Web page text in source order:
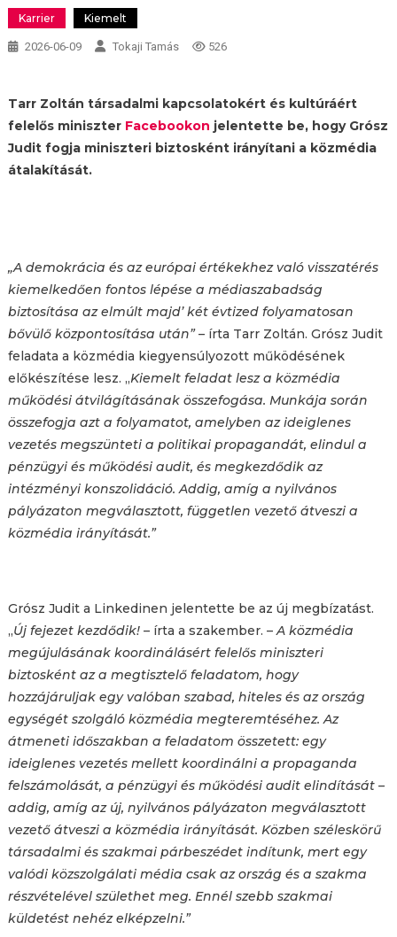
Karrier Kiemelt
2026-06-09 Tokaji Tamás 526
Tarr Zoltán társadalmi kapcsolatokért és kultúráért
felelős miniszter Facebookon jelentette be, hogy Grósz
Judit fogja miniszteri biztosként irányítani a közmédia
átalakítását.
„A demokrácia és az európai értékekhez való visszatérés
kiemelkedően fontos lépése a médiaszabadság
biztosítása az elmúlt majd’ két évtized folyamatosan
bővülő központosítása után”– írta Tarr Zoltán. Grósz Judit
feladata a közmédia kiegyensúlyozott működésének
előkészítése lesz. „Kiemelt feladat lesz a közmédia
működési átvilágításának összefogása. Munkája során
összefogja azt a folyamatot, amelyben az ideiglenes
vezetés megszünteti a politikai propagandát, elindul a
pénzügyi és működési audit, és megkezdődik az
intézményi konszolidáció. Addig, amíg a nyilvános
pályázaton megválasztott, független vezető átveszi a
közmédia irányítását.”
Grósz Judit a Linkedinen jelentette be az új megbízatást.
„Új fejezet kezdődik!– írta a szakember. – A közmédia
megújulásának koordinálásért felelős miniszteri
biztosként az a megtisztelő feladatom, hogy
hozzájáruljak egy valóban szabad, hiteles és az ország
egységét szolgáló közmédia megteremtéséhez. Az
átmeneti időszakban a feladatom összetett: egy
ideiglenes vezetés mellett koordinálni a propaganda
felszámolását, a pénzügyi és működési audit elindítását –
addig, amíg az új, nyilvános pályázaton megválasztott
vezető átveszi a közmédia irányítását. Közben széleskörű
társadalmi és szakmai párbeszédet indítunk, mert egy
valódi közszolgálati média csak az ország és a szakma
részvételével születhet meg. Ennél szebb szakmai
küldetést nehéz elképzelni.”